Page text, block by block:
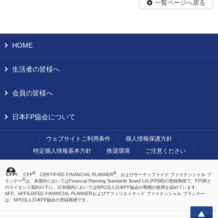
一覧ページへ戻る
上へ
HOME
生活者の皆様へ
会員の皆様へ
日本FP協会について
ウェブサイトご利用条件
個人情報保護方針
特定個人情報基本方針
推奨環境 ご注意ください
、CFP®、CERTIFIED FINANCIAL PLANNER®、およびサーティファイド ファイナンシャル プ
ランナー®は、米国外においてはFinancial Planning Standards Board Ltd.(FPSB)の登録商標で、FPSBと
のライセンス契約の下に、日本国内においてはNPO法人日本FP協会が商標の使用を認めています。
AFP、AFFILIATED FINANCIAL PLANNERおよびアフィリエイテッド ファイナンシャル プランナー
は、NPO法人日本FP協会の登録商標です。